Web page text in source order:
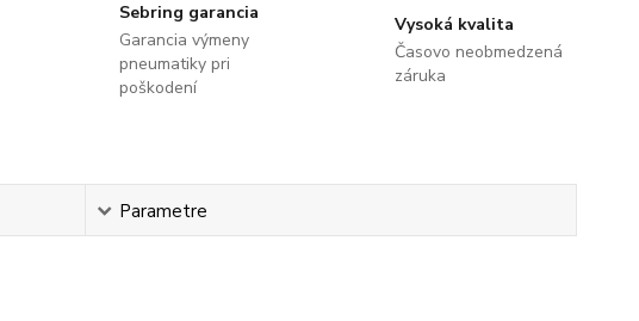
Sebring garancia
Garancia výmeny
pneumatiky pri
poškodení
Vysoká kvalita
Časovo neobmedzená
záruka
Parametre